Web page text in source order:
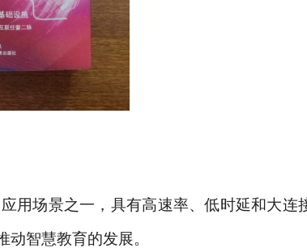
用场景之一，具有高速率、低时延和大连
智慧教育的发展。